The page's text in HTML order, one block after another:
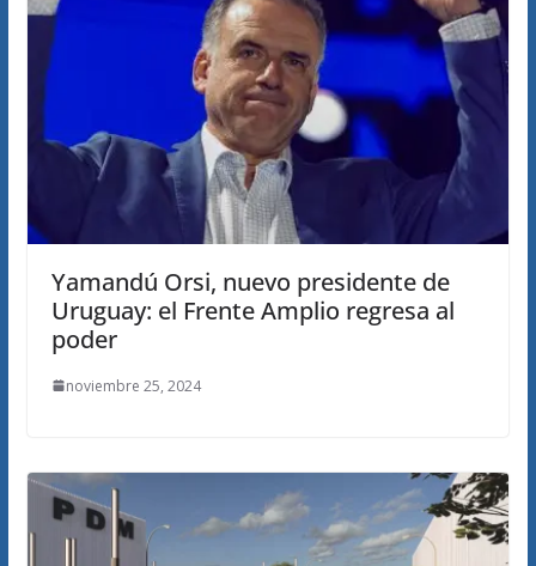
Yamandú Orsi, nuevo presidente de
Uruguay: el Frente Amplio regresa al
poder
noviembre 25, 2024